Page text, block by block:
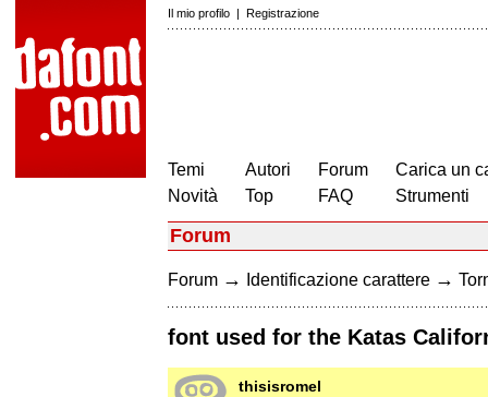
Il mio profilo | Registrazione
Temi
Novità
Autori
Top
Forum
FAQ
Carica un
Strumenti
Forum
Forum → Identificazione carattere →
font used for the Katas
thisisromel